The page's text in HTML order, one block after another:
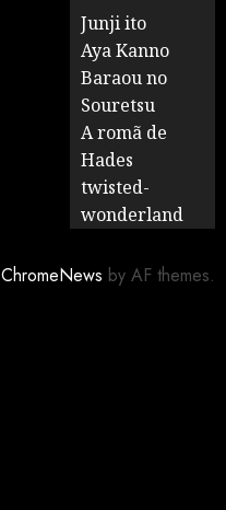
Junji ito
Aya Kanno
Baraou no
Souretsu
A romã de
Hades
twisted-
wonderland
ChromeNews by AF themes.